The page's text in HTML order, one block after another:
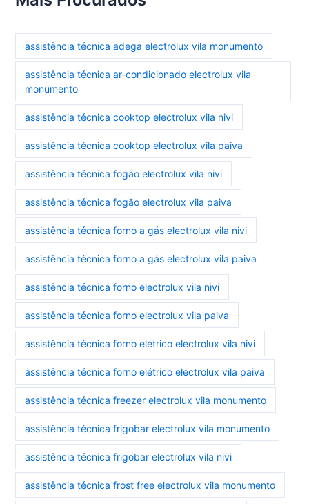
assistência técnica adega electrolux vila monumento
assistência técnica ar-condicionado electrolux vila
monumento
assistência técnica cooktop electrolux vila nivi
assistência técnica cooktop electrolux vila paiva
assistência técnica fogão electrolux vila nivi
assistência técnica fogão electrolux vila paiva
assistência técnica forno a gás electrolux vila nivi
assistência técnica forno a gás electrolux vila paiva
assistência técnica forno electrolux vila nivi
assistência técnica forno electrolux vila paiva
assistência técnica forno elétrico electrolux vila nivi
assistência técnica forno elétrico electrolux vila paiva
assistência técnica freezer electrolux vila monumento
assistência técnica frigobar electrolux vila monumento
assistência técnica frigobar electrolux vila nivi
assistência técnica frost free electrolux vila monumento